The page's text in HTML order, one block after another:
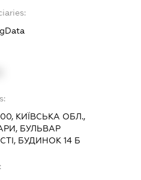
КИЇВСЬКА ОБЛ.,
БУЛЬВАР
БУДИНОК 14 Б